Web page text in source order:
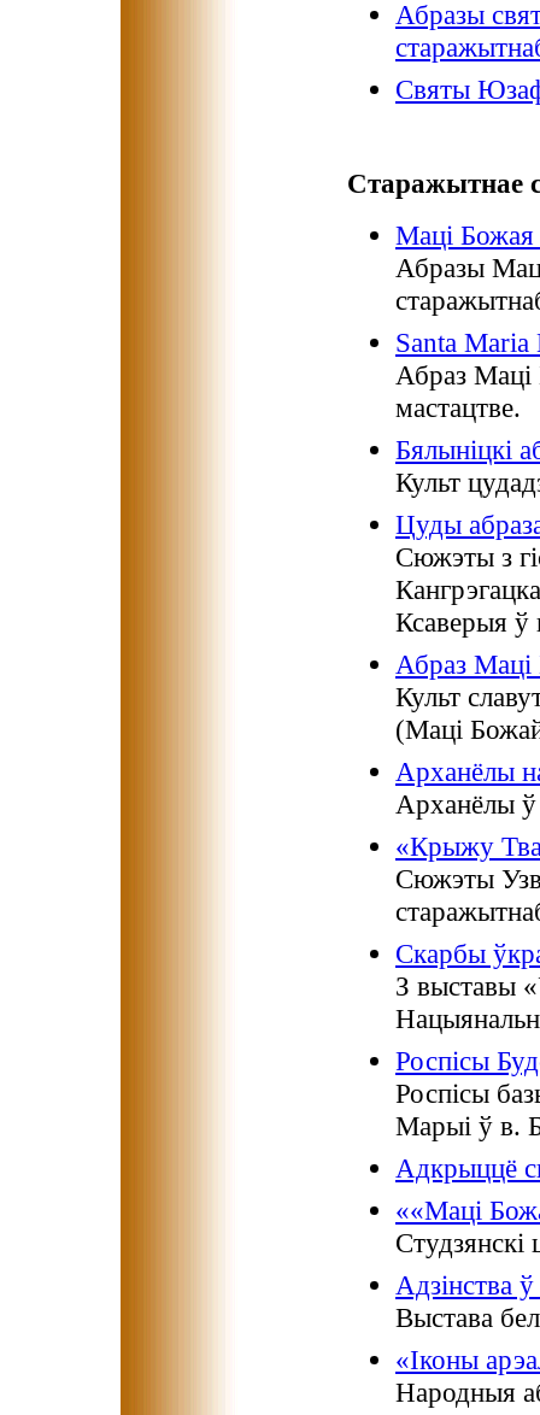
Абразы
Святы Юзаф
Старажытнае
Маці
Абразы
Santa Maria
Абраз Маці
мастацтве.
Бялыніцкі
Культ
Цуды
Сюжэты з
Ксаверыя ў
Абраз Маці
Культ
(Маці
Арханёлы
Арханёлы ў
«Крыжу
Сюжэты
Скарбы
З выставы
Роспісы
Роспісы
Марыі ў в.
Адкрыццё
««Маці
Адзінства ў
Выстава
«Іконы
Народныя